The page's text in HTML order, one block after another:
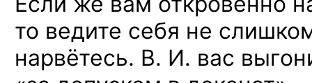
то ведите себя не
нарвётесь. В. И. вас